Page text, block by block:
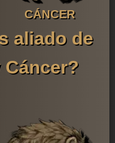
CÁNCER
aliado de
Cáncer?